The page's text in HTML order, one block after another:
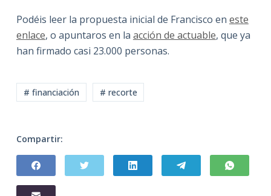
Podéis leer la propuesta inicial de Francisco en este
enlace, o apuntaros en la acción de actuable, que ya
han firmado casi 23.000 personas.
# financiación # recorte
Compartir: